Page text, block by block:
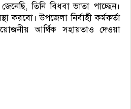
তিনি বিধবা ভাতা পাচ্ছেন।
করবো। উপজেলা নির্বাহী কর্মকর্তা
আর্থিক সহায়তাও দেওয়া